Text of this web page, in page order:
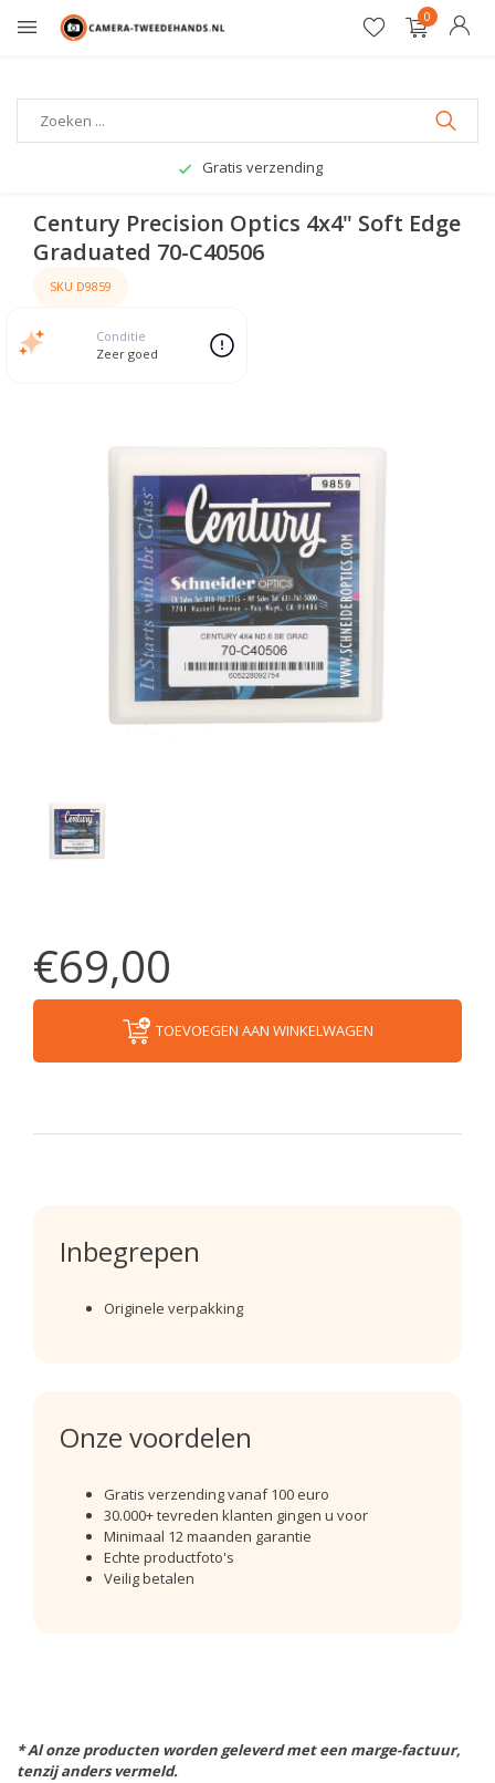
0
Gratis verzending
Century Precision Optics 4x4" Soft Edge
Graduated 70-C40506
SKU D9859
Conditie
Zeer goed
€69,00
TOEVOEGEN AAN WINKELWAGEN
Inbegrepen
Originele verpakking
Onze voordelen
Gratis verzending vanaf 100 euro
30.000+ tevreden klanten gingen u voor
Minimaal 12 maanden garantie
Echte productfoto's
Veilig betalen
* Al onze producten worden geleverd met een marge-factuur,
tenzij anders vermeld.